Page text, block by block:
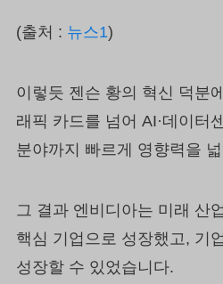
(출처 : 뉴스1)
이렇듯 젠슨 황의 혁신 덕분
래픽 카드를 넘어 AI·데이터
분야까지 빠르게 영향력을
그 결과 엔비디아는 미래 산
핵심 기업으로 성장했고, 기
성장할 수 있었습니다.